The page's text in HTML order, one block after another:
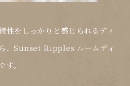
性をしっかりと感じられるディ
、Sunset Ripples ルームディ
す。